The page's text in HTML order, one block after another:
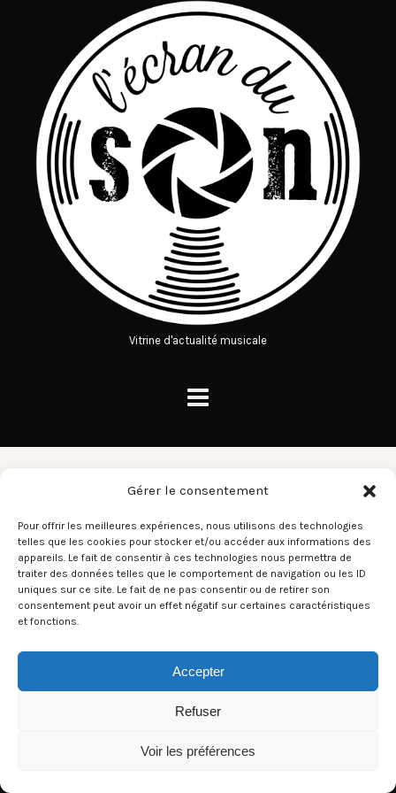
Gérer le consentement
Pour offrir les meilleures expériences, nous utilisons des technologies
telles que les cookies pour stocker et/ou accéder aux informations des
appareils. Le fait de consentir à ces technologies nous permettra de
traiter des données telles que le comportement de navigation ou les ID
uniques sur ce site. Le fait de ne pas consentir ou de retirer son
consentement peut avoir un effet négatif sur certaines caractéristiques
et fonctions.
Accepter
Refuser
Voir les préférences
Vitrine d'actualité musicale
There aren't any posts currently published under this tag.